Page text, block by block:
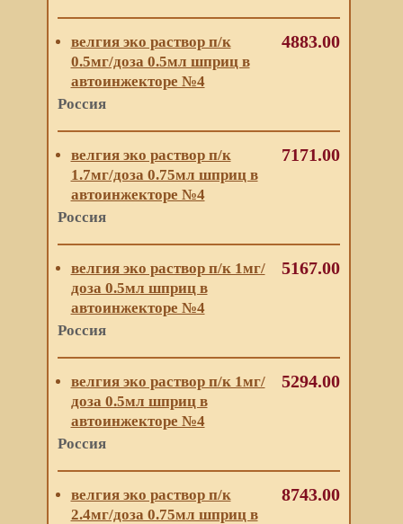
велгия эко раствор п/к
0.5мг/доза 0.5мл шприц в
автоинжекторе №4
Россия
4883.00
велгия эко раствор п/к
1.7мг/доза 0.75мл шприц в
автоинжекторе №4
Россия
7171.00
велгия эко раствор п/к 1мг/
доза 0.5мл шприц в
автоинжекторе №4
Россия
5167.00
велгия эко раствор п/к 1мг/
доза 0.5мл шприц в
автоинжекторе №4
Россия
5294.00
велгия эко раствор п/к
2.4мг/доза 0.75мл шприц в
8743.00